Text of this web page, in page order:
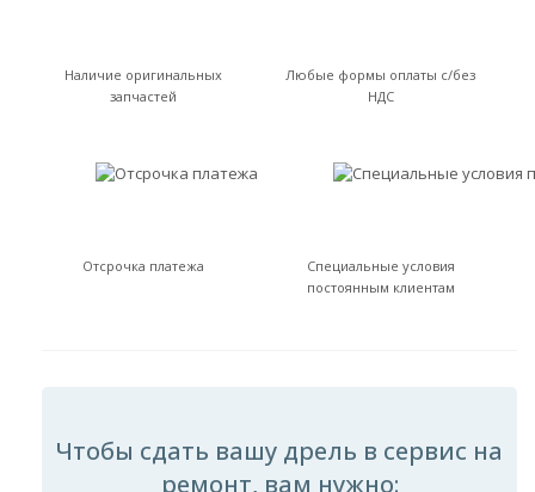
Наличие оригинальных
запчастей
Любые формы оплаты с/без
НДС
Отсрочка платежа
Специальные условия
постоянным клиентам
Чтобы сдать вашу дрель в сервис на
ремонт, вам нужно: